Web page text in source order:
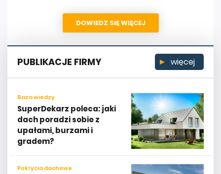
DOWIEDZ SIĘ WIĘCEJ
PUBLIKACJE FIRMY więcej
Baza wiedzy
SuperDekarz poleca: jaki
dach poradzi sobie z
upałami, burzami i
gradem?
Pokrycia dachowe